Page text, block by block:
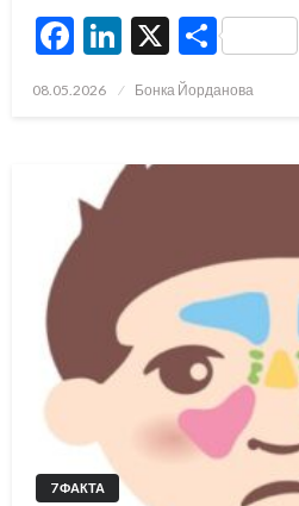
Facebook
LinkedIn
X Share
Posted
08.05.2026 Бонка Йорданова
7 ФАКТА